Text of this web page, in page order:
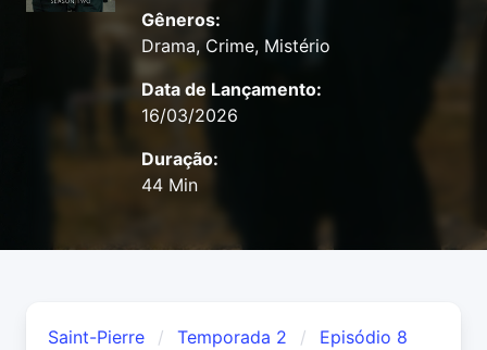
Gêneros:
Drama, Crime, Mistério
Data de Lançamento:
16/03/2026
Duração:
44 Min
Saint-Pierre Temporada 2
Episódio 8